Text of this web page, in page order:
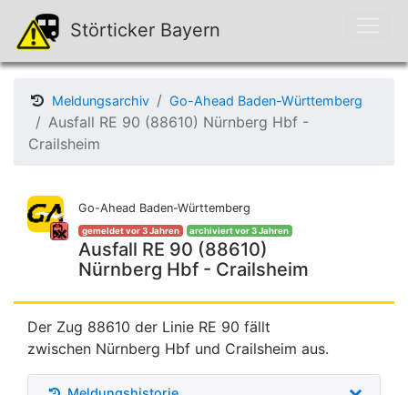
Störticker Bayern
Meldungsarchiv Go-Ahead Baden-Württemberg
Ausfall RE 90 (88610) Nürnberg Hbf -
Crailsheim
Go-Ahead Baden-Württemberg
gemeldet vor 3 Jahren archiviert vor 3 Jahren
Ausfall RE 90 (88610)
Nürnberg Hbf - Crailsheim
Der Zug 88610 der Linie RE 90 fällt
zwischen Nürnberg Hbf und Crailsheim aus.